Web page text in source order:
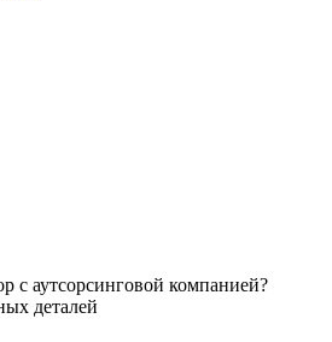
с аутсорсинговой компанией?
деталей